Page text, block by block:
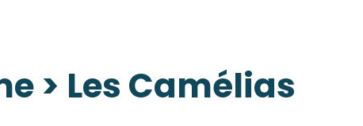
> Les Camélias